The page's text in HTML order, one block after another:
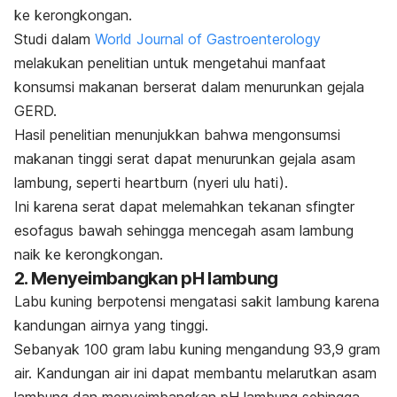
ke kerongkongan.
Studi dalam World Journal of Gastroenterology
melakukan penelitian untuk mengetahui manfaat
konsumsi makanan berserat dalam menurunkan gejala
GERD.
Hasil penelitian menunjukkan bahwa mengonsumsi
makanan tinggi serat dapat menurunkan gejala asam
lambung, seperti heartburn (nyeri ulu hati).
Ini karena serat dapat melemahkan tekanan sfingter
esofagus bawah sehingga mencegah asam lambung
naik ke kerongkongan.
2. Menyeimbangkan pH lambung
Labu kuning berpotensi mengatasi sakit lambung karena
kandungan airnya yang tinggi.
Sebanyak 100 gram labu kuning mengandung 93,9 gram
air. Kandungan air ini dapat membantu melarutkan asam